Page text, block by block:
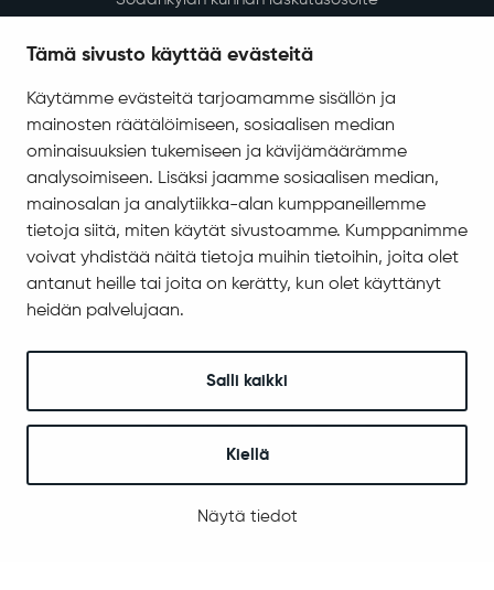
Tämä sivusto käyttää evästeitä
Käytämme evästeitä tarjoamamme sisällön ja
mainosten räätälöimiseen, sosiaalisen median
ominaisuuksien tukemiseen ja kävijämäärämme
analysoimiseen. Lisäksi jaamme sosiaalisen median,
mainosalan ja analytiikka-alan kumppaneillemme
tietoja siitä, miten käytät sivustoamme. Kumppanimme
voivat yhdistää näitä tietoja muihin tietoihin, joita olet
antanut heille tai joita on kerätty, kun olet käyttänyt
heidän palvelujaan.
Salli kaikki
Kiellä
Näytä tiedot
Asiakirjajulkisuuskuvaus
Evästeiden hallinta
Yhteystiedot
Jäämerentie 1, 99601 Sodankylä
Kaikki yhteystiedot
Henkilökunnan intranet
Seuraa meitä